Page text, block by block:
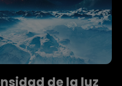
de la luz